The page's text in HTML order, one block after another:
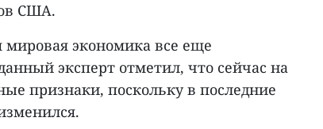
США.
мировая экономика все еще
эксперт отметил, что сейчас на
признаки, поскольку в последние